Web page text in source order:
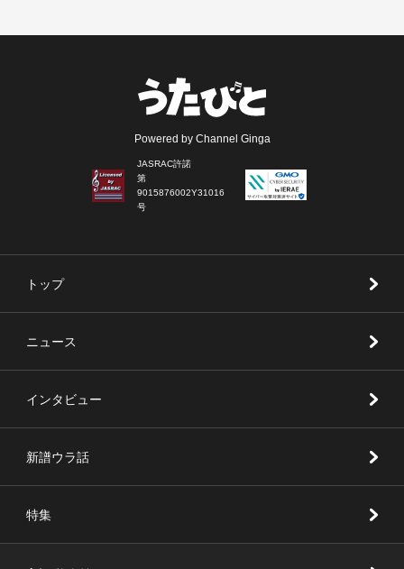
Powered by Channel Ginga
JASRAC許諾
第
9015876002Y31016
号
トップ
ニュース
インタビュー
新譜ウラ話
特集